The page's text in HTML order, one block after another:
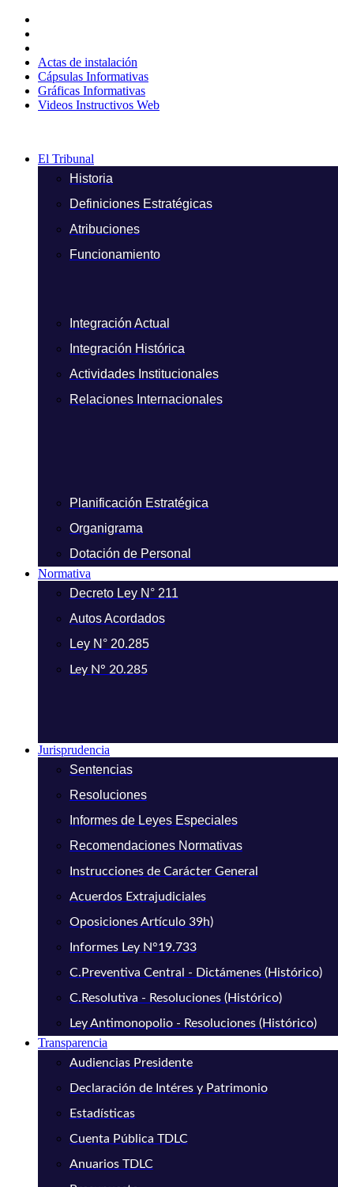
contenido
Actas de instalación
Cápsulas Informativas
Gráficas Informativas
Videos Instructivos Web
El Tribunal
Historia
Definiciones Estratégicas
Atribuciones
Funcionamiento
Integración Actual
Integración Histórica
Actividades Institucionales
Relaciones Internacionales
Planificación Estratégica
Organigrama
Dotación de Personal
Normativa
Decreto Ley N° 211
Autos Acordados
Ley N° 20.285
Ley N° 20.285
Jurisprudencia
Sentencias
Resoluciones
Informes de Leyes Especiales
Recomendaciones Normativas
Instrucciones de Carácter General
Acuerdos Extrajudiciales
Oposiciones Artículo 39h)
Informes Ley N°19.733
C.Preventiva Central - Dictámenes (Histórico)
C.Resolutiva - Resoluciones (Histórico)
Ley Antimonopolio - Resoluciones (Histórico)
Transparencia
Audiencias Presidente
Declaración de Intéres y Patrimonio
Estadísticas
Cuenta Pública TDLC
Anuarios TDLC